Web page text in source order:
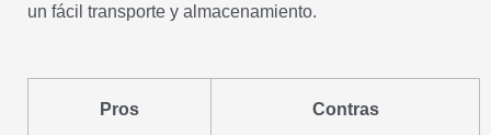
un fácil transporte y almacenamiento.
Pros Contras